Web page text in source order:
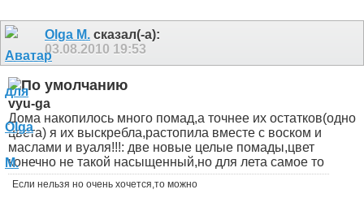
Olga M. сказал(-а):
03.08.2010 19:53
vyu-ga
Дома накопилось много помад,а точнее их остатков(одно
цвета) я их выскребла,растопила вместе с воском и
маслами и вуаля!!!: две новые целые помады,цвет
конечно не такой насыщенный,но для лета самое то
Если нельзя но очень хочется,то можно